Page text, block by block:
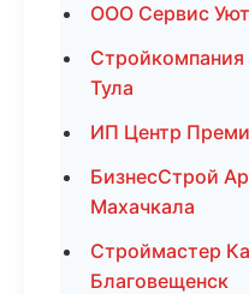
ООО Сервис
Тула
ИП Центр
БизнесСтрой
Махачкала
Строймастер
Благовещенск